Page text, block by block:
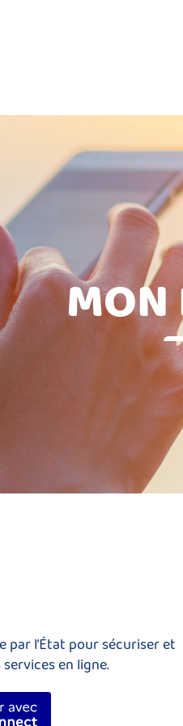
MON
l’État pour sécuriser et
en ligne.
avec FranceConnect